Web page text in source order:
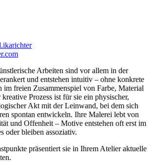
Arbeiten sind vor allem in der
und entstehen intuitiv – ohne konkrete
im freien Zusammenspiel von Farbe, Material
Prozess ist für sie ein physischer,
Akt mit der Leinwand, bei dem sich
spontan entwickeln. Ihre Malerei lebt von
und Offenheit – Motive entstehen oft erst im
oder bleiben assoziativ.
präsentiert sie in Ihrem Atelier aktuelle